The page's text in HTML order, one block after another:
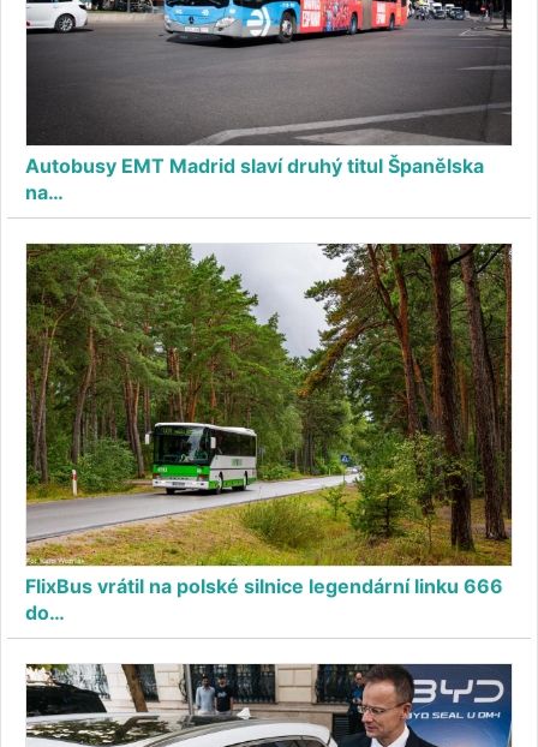
Autobusy EMT Madrid slaví druhý titul Španělska
na…
FlixBus vrátil na polské silnice legendární linku 666
do…